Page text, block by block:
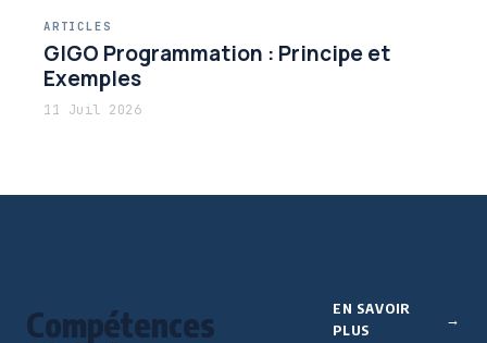
ARTICLES
GIGO Programmation : Principe et
Exemples
11 Juil 2026
Compétences
EN SAVOIR
PLUS